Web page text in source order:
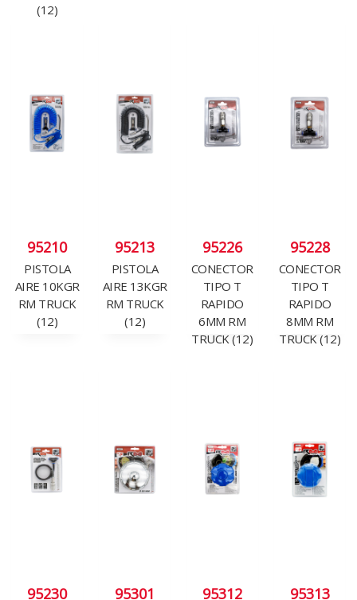
(12)
95210
PISTOLA
AIRE 10KGR
RM TRUCK
(12)
95213
PISTOLA
AIRE 13KGR
RM TRUCK
(12)
95226
CONECTOR
TIPO T
RAPIDO
6MM RM
TRUCK (12)
95228
CONECTOR
TIPO T
RAPIDO
8MM RM
TRUCK (12)
95230 95301 95312 95313